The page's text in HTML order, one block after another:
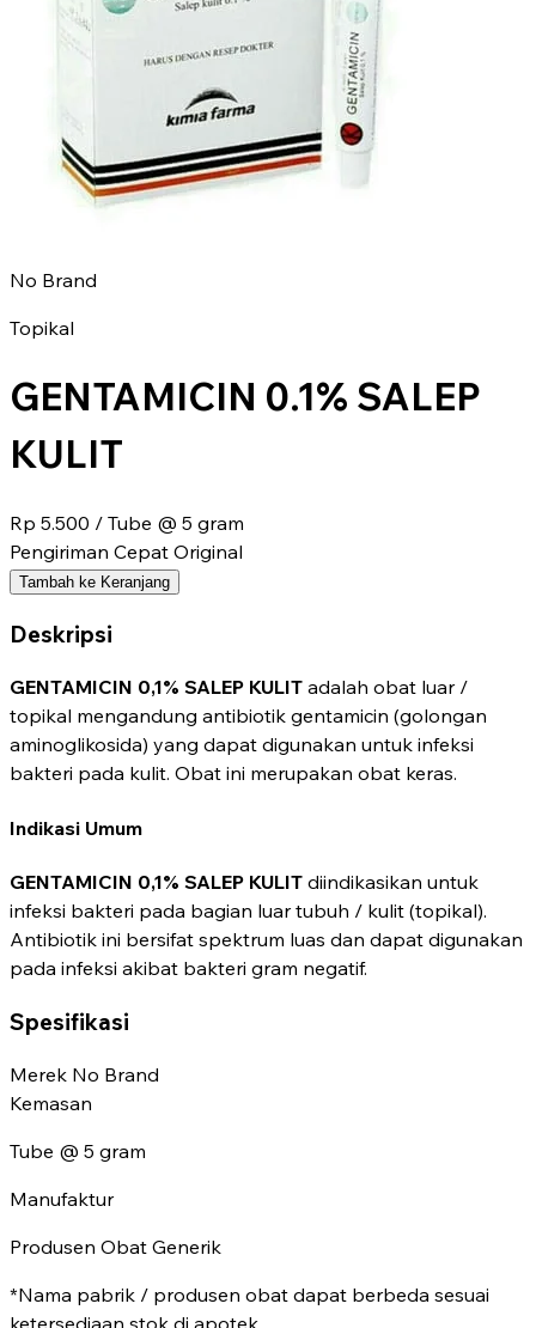
No Brand
Topikal
GENTAMICIN 0.1% SALEP
KULIT
Rp 5.500 / Tube @ 5 gram
Pengiriman Cepat Original
Tambah ke Keranjang
Deskripsi
GENTAMICIN 0,1% SALEP KULIT adalah obat luar /
topikal mengandung antibiotik gentamicin (golongan
aminoglikosida) yang dapat digunakan untuk infeksi
bakteri pada kulit. Obat ini merupakan obat keras.
Indikasi Umum
GENTAMICIN 0,1% SALEP KULIT diindikasikan untuk
infeksi bakteri pada bagian luar tubuh / kulit (topikal).
Antibiotik ini bersifat spektrum luas dan dapat digunakan
pada infeksi akibat bakteri gram negatif.
Spesifikasi
Merek No Brand
Kemasan
Tube @ 5 gram
Manufaktur
Produsen Obat Generik
*Nama pabrik / produsen obat dapat berbeda sesuai